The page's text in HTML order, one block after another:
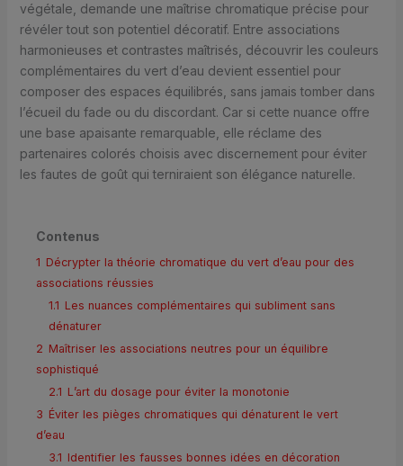
végétale, demande une maîtrise chromatique précise pour
révéler tout son potentiel décoratif. Entre associations
harmonieuses et contrastes maîtrisés, découvrir les couleurs
complémentaires du vert d’eau devient essentiel pour
composer des espaces équilibrés, sans jamais tomber dans
l’écueil du fade ou du discordant. Car si cette nuance offre
une base apaisante remarquable, elle réclame des
partenaires colorés choisis avec discernement pour éviter
les fautes de goût qui terniraient son élégance naturelle.
Contenus
1 Décrypter la théorie chromatique du vert d’eau pour des
associations réussies
1.1 Les nuances complémentaires qui subliment sans
dénaturer
2 Maîtriser les associations neutres pour un équilibre
sophistiqué
2.1 L’art du dosage pour éviter la monotonie
3 Éviter les pièges chromatiques qui dénaturent le vert
d’eau
3.1 Identifier les fausses bonnes idées en décoration